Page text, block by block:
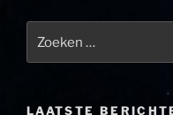
naar:
LAATSTE